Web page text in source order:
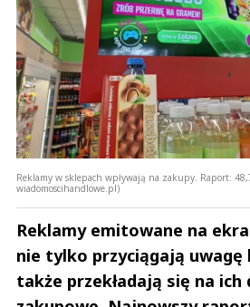
Reklamy w sklepach wpływają na zakupy. Raport:
wiadomoscihandlowe.pl)
Reklamy emitowane na
nie tylko przyciągają uwagę
także przekładają się na ich